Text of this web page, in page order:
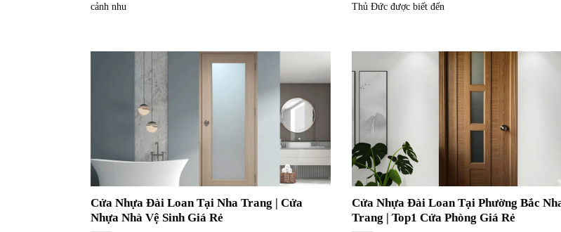
cảnh nhu
Thủ Đức được biết đến
Cửa Nhựa Đài Loan Tại Nha Trang | Cửa
Nhựa Nhà Vệ Sinh Giá Rẻ
Cửa Nhựa Đài Loan Tại Phường Bắc
Trang | Top1 Cửa Phòng Giá Rẻ